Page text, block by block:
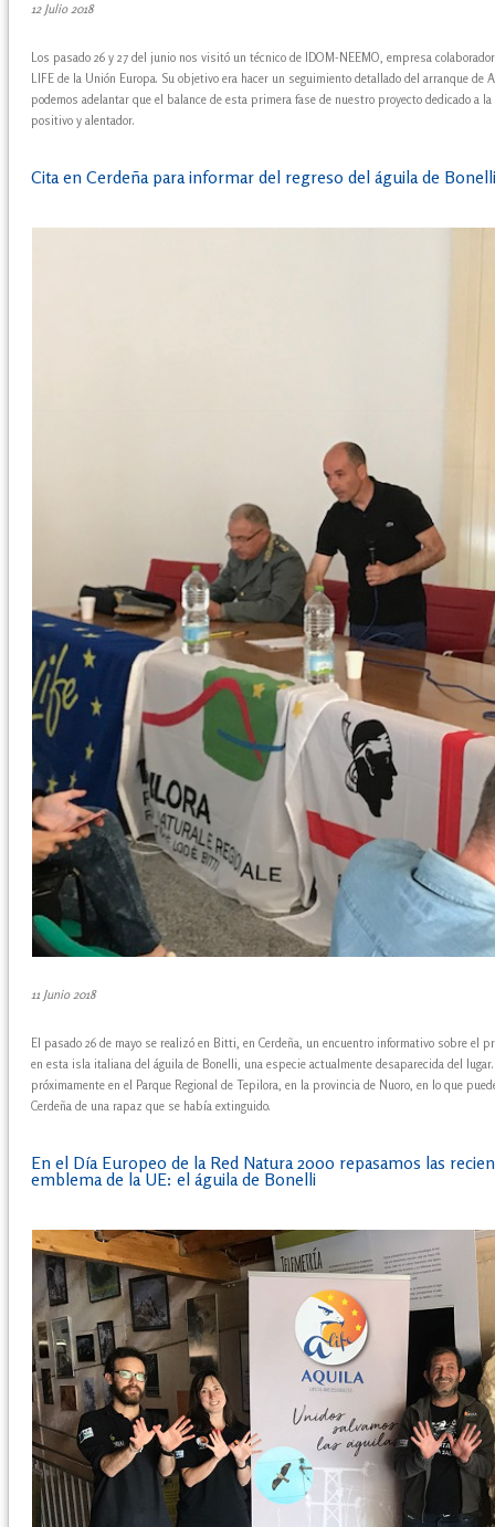
12 Julio 2018
Los pasado 26 y 27 del junio nos visitó un técnico de IDOM-NEEMO, empresa
LIFE de la Unión Europa. Su objetivo era hacer un seguimiento detallado del arranque
podemos adelantar que el balance de esta primera fase de nuestro proyecto dedicado a
positivo y alentador.
Cita en Cerdeña para informar del regreso del águila de Bonelli
11 Junio 2018
El pasado 26 de mayo se realizó en Bitti, en Cerdeña, un encuentro informativo sobre el
en esta isla italiana del águila de Bonelli, una especie actualmente desaparecida del
próximamente en el Parque Regional de Tepilora, en la provincia de Nuoro, en lo que
Cerdeña de una rapaz que se había extinguido.
En el Día Europeo de la Red Natura 2000 repasamos las
emblema de la UE: el águila de Bonelli